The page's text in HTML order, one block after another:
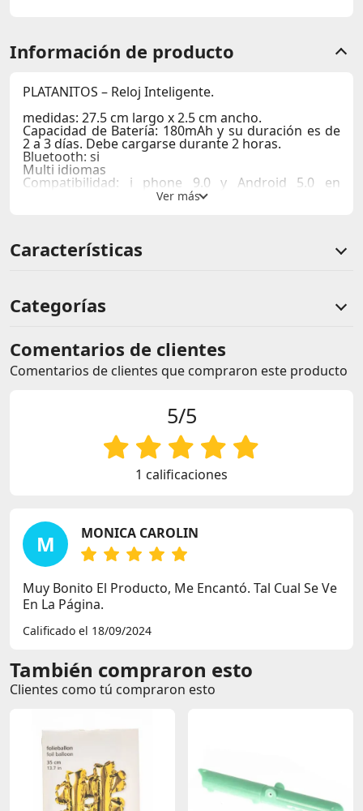
Información de producto
PLATANITOS – Reloj Inteligente.
medidas: 27.5 cm largo x 2.5 cm ancho.
Capacidad de Batería: 180mAh y su duración es de
2 a 3 días. Debe cargarse durante 2 horas.
Bluetooth: si
Multi idiomas
Compatibilidad: i phone 9.0 y Android 5.0 en
Realiza y Responde Llamadas.
Control de Cámara y Música via remota.
Notificaciones: Llamada entrante, WhatsApp,
Facebook, etc.
Características
Categorías
Comentarios de clientes
Comentarios de clientes que compraron este producto
5/5
1 calificaciones
M MONICA CAROLIN
Muy Bonito El Producto, Me Encantó. Tal Cual Se Ve
En La Página.
Calificado el 18/09/2024
También compraron esto
Clientes como tú compraron esto